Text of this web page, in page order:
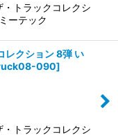
トラックコレクシ
ーテック
クション 8弾 い
090]
トラックコレクシ